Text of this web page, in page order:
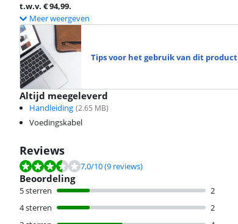
t.w.v. € 94,99.
Meer weergeven
Tips voor het gebruik van dit product
Altijd meegeleverd
Handleiding (2.65 MB)
Voedingskabel
Reviews
Beoordeling is 7,0 van de 10, gebaseerd op 9 reviews.
7,0/10(9 reviews)
Beoordeling
5 sterren
2
4 sterren
2